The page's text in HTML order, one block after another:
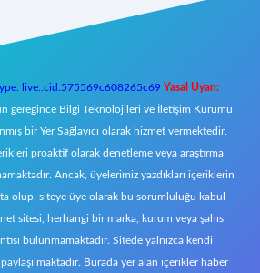
live:.cid.575569c608265c69 Yasal Uyarı:
gereğince Bilgi Teknolojileri ve İletişim Kurumu
bir Yer Sağlayıcı olarak hizmet vermektedir.
proaktif olarak denetleme veya araştırma
Ancak, üyelerimiz yazdıkları içeriklerin
olup, siteye üye olarak bu sorumluluğu kabul
sitesi, herhangi bir marka, kurum veya şahıs
bulunmamaktadır. Sitede yalnızca kendi
paylaşılmaktadır. Burada yer alan içerikler haber